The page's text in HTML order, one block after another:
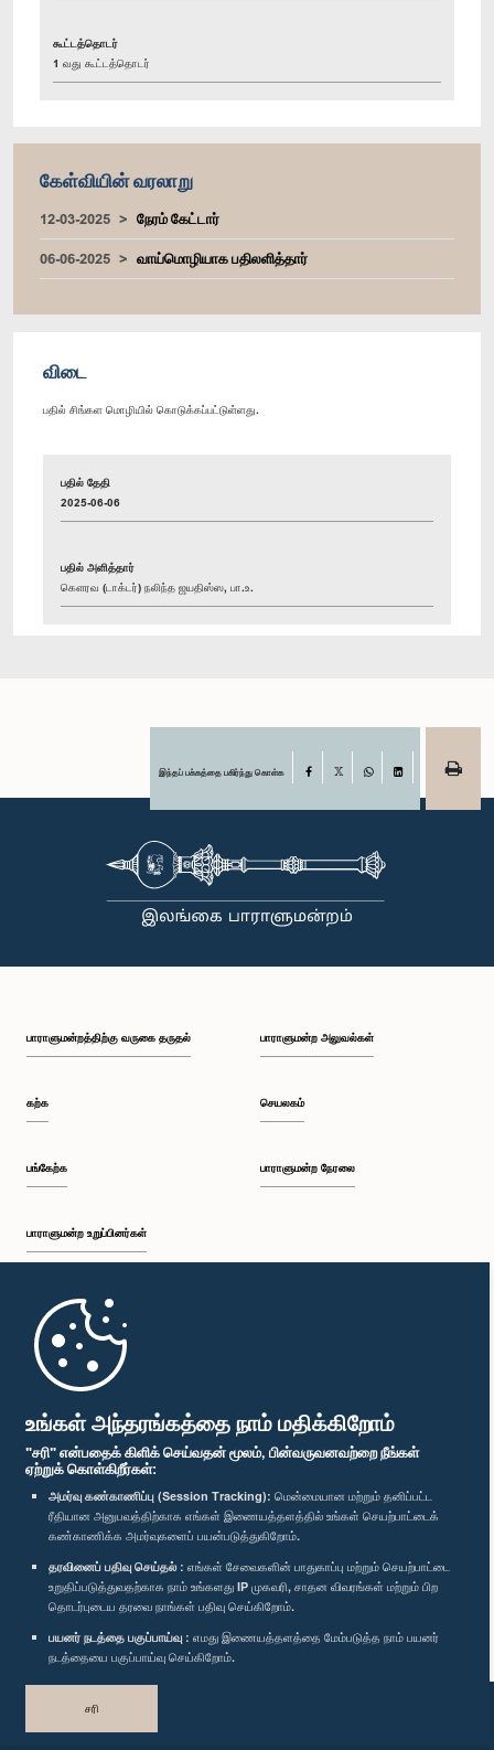
உங்கள் அந்தரங்கத்தை நாம் மதிக்கிறோம்
"சரி" என்பதைக் கிளிக் செய்வதன் மூலம், பின்வருவனவற்றை நீங்கள்
ஏற்றுக் கொள்கிறீர்கள்:
அமர்வு கண்காணிப்பு (Session Tracking): மென்மையான மற்றும் தனிப்பட்ட
ரீதியான அனுபவத்திற்காக எங்கள் இணையத்தளத்தில் உங்கள் செயற்பாட்டைக்
கண்காணிக்க அமர்வுகளைப் பயன்படுத்துகிறோம்.
தரவினைப் பதிவு செய்தல் : எங்கள் சேவைகளின் பாதுகாப்பு மற்றும் செயற்பாட்டை
உறுதிப்படுத்துவதற்காக நாம் உங்களது IP முகவரி, சாதன விவரங்கள் மற்றும் பிற
தொடர்புடைய தரவை நாங்கள் பதிவு செய்கிறோம்.
பயனர் நடத்தை பகுப்பாய்வு : எமது இணையத்தளத்தை மேம்படுத்த நாம் பயனர்
நடத்தையை பகுப்பாய்வு செய்கிறோம்.
சரி
கூட்டத்தொடர்
1 வது கூட்டத்தொடர்
கேள்வியின் வரலாறு
12-03-2025
நேரம் கேட்டார்
06-06-2025
வாய்மொழியாக பதிலளித்தார்
விடை
பதில் சிங்கள மொழியில் கொடுக்கப்பட்டுள்ளது.
பதில் தேதி
2025-06-06
பதில் அளித்தார்
கௌரவ (டாக்டர்) நலிந்த ஜயதிஸ்ஸ, பா.உ.
இந்தப் பக்கத்தை பகிர்ந்து கொள்க Facebook
பாராளுமன்றத்திற்கு வருகை தருதல்
கற்க
பங்கேற்க
பாராளுமன்ற உறுப்பினர்கள்
முதற்பக்கம்
பாராளுமன்ற அலுவல்கள்
செயலகம்
பாராளுமன்ற நேரலை
பாராளுமன்ற கையடக்க செயலி
எம்மை பின்தொடர்க :
விருதுகள்
தனியுரிமைக் கொள்கை